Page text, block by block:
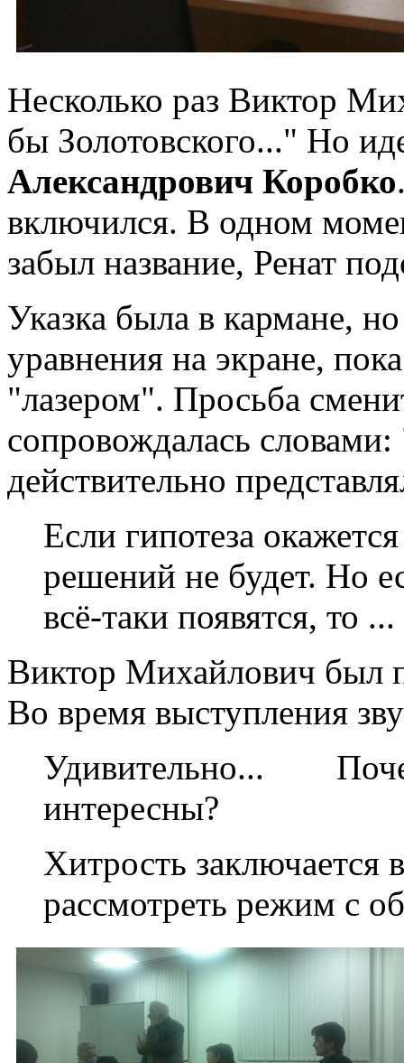
Несколько раз Виктор
бы Золотовского..." Но
Александрович Коробко
включился. В одном
забыл название, Ренат
Указка была в кармане,
уравнения на экране,
"лазером". Просьба
сопровождалась
действительно
Если гипотеза
решений не будет. Но
всё-таки появятся, то ...
Виктор Михайлович был
Во время выступления
Удивительно...
интересны?
Хитрость
рассмотреть режим с